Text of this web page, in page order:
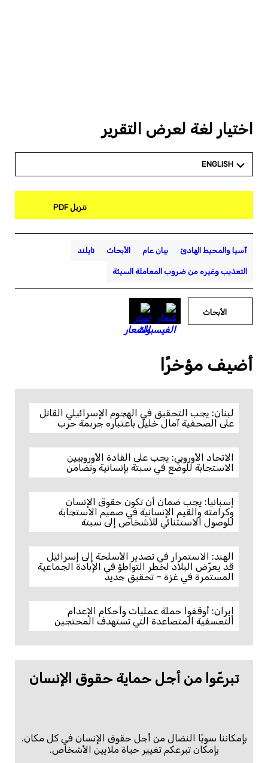
اختيار لغة لعرض التقرير
ENGLISH
تنزيل PDF
آسيا والمحيط الهادئ بيان عام الأبحاث تايلند
التعذيب وغيره من ضروب المعاملة السيئة
الأبحاث
أضيف مؤخرًا
لبنان: يجب التحقيق في الهجوم الإسرائيلي القاتل
على الصحفية آمال خليل باعتباره جريمة حرب
الاتحاد الأوروبي: يجب على القادة الأوروبيين
الاستجابة للوضع في سبتة بإنسانية وتضامن
إسبانيا: يجب ضمان أن تكون حقوق الإنسان
وكرامته والقيم الإنسانية في صميم الاستجابة
للوصول الاستثنائي للأشخاص إلى سبتة
الهند: الاستمرار في تصدير الأسلحة إلى إسرائيل
قد يعرّض البلاد لخطر التواطؤ في الإبادة الجماعية
المستمرة في غزة – تحقيق جديد
إيران: أوقفوا حملة عمليات وأحكام الإعدام
التعسفية المتصاعدة التي تستهدف المحتجين
تبرعّوا من أجل حماية حقوق الإنسان
بإمكاننا سويًا النضال من أجل حقوق الإنسان في كل مكان.
بإمكان تبرعكم تغيير حياة ملايين الأشخاص.